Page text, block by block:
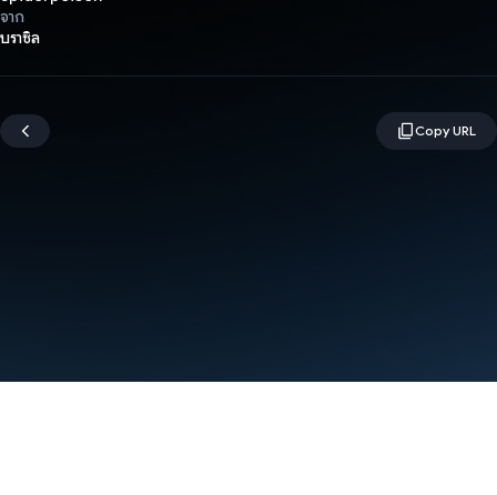
จาก
บราซิล